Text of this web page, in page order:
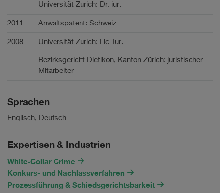
Universität Zurich: Dr. iur.
2011 Anwaltspatent: Schweiz
2008 Universität Zurich: Lic. Iur.
Bezirksgericht Dietikon, Kanton Zürich: juristischer
Mitarbeiter
Sprachen
Englisch, Deutsch
Expertisen & Industrien
White-Collar Crime
Konkurs- und Nachlassverfahren
Prozessführung & Schiedsgerichtsbarkeit